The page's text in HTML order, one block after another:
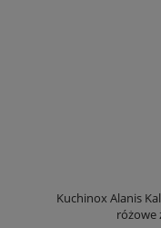
Kuchinox Alanis
różowe